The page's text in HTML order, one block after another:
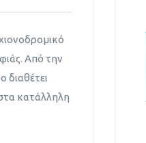
Από την
διαθέτει
κατάλληλη